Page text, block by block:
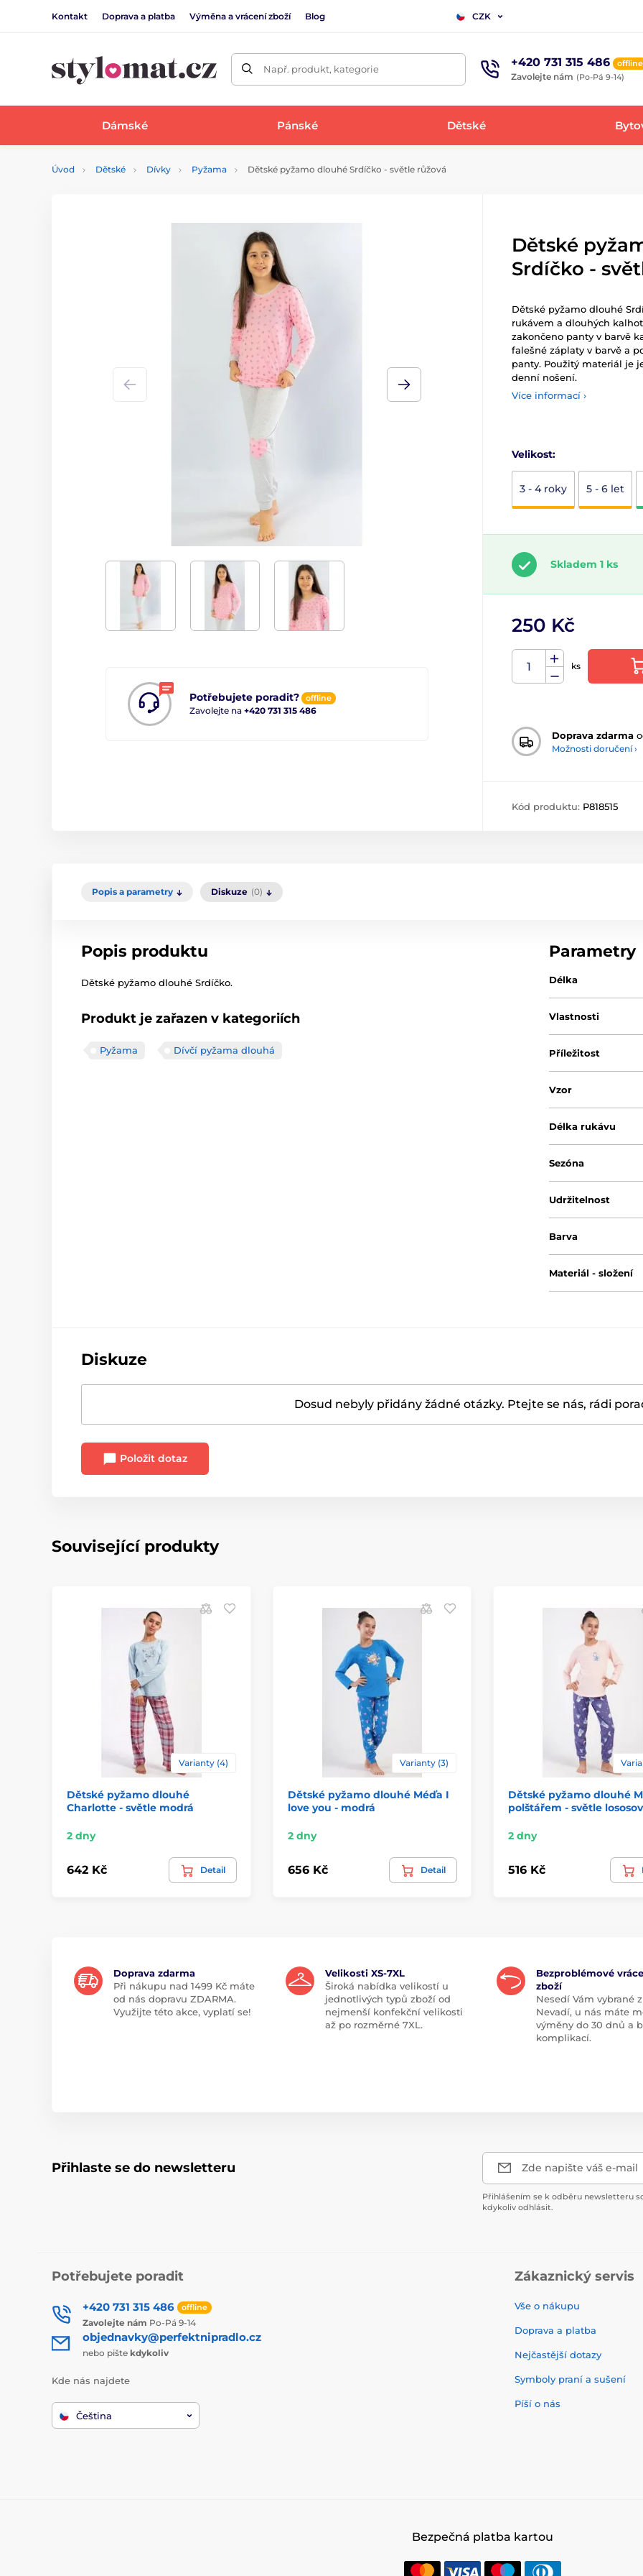
Kontakt Doprava a platba Výměna a vrácení zboží Blog CZK
Např. produkt, kategorie +420 731 315 486 offline
Zavolejte nám (Po-Pá 9-14)
Dámské Pánské Dětské
Úvod Dětské Dívky Pyžama Dětské pyžamo dlouhé Srdíčko - světle růžová
Potřebujete poradit? offline
Zavolejte na +420 731 315 486
Dětské
Srdíčko -
Dětské pyžamo dlouhé
rukávem a dlouhých
zakončeno panty v barvě
falešné záplaty v barvě a
panty. Použitý materiál je
denní nošení.
Více informací ›
Velikost:
3 - 4 roky 5 - 6 let
Skladem 1 ks
250 Kč
ks
Doprava zdarma
Možnosti doručení ›
Kód produktu: P818515
Popis a parametry Diskuze (0)
Popis produktu
Dětské pyžamo dlouhé Srdíčko.
Produkt je zařazen v kategoriích
Pyžama Dívčí pyžama dlouhá
Parametry
Délka
Vlastnosti
Příležitost
Vzor
Délka rukávu
Sezóna
Udržitelnost
Barva
Materiál - složení
Diskuze
Dosud nebyly přidány žádné otázky. Ptejte se nás, rádi
Položit dotaz
Související produkty
Varianty (4)
Dětské pyžamo dlouhé
Charlotte - světle modrá
2 dny
642 Kč Detail
Varianty (3)
Dětské pyžamo dlouhé Méďa I
love you - modrá
2 dny
656 Kč Detail
Dětské pyžamo dlouhé
polštářem - světle
2 dny
516 Kč
Doprava zdarma
Při nákupu nad 1499 Kč máte
od nás dopravu ZDARMA.
Využijte této akce, vyplatí se!
Velikosti XS-7XL
Široká nabídka velikostí u
jednotlivých typů zboží od
nejmenší konfekční velikosti
až po rozměrné 7XL.
Bezproblémové
zboží
Nesedí Vám vybrané
Nevadí, u nás máte
výměny do 30 dnů a
komplikací.
Přihlaste se do newsletteru Zde napište váš e-mail
Přihlášením se k odběru newsletteru
kdykoliv odhlásit.
Potřebujete poradit
+420 731 315 486 offline
Zavolejte nám Po-Pá 9-14
objednavky@perfektnipradlo.cz
nebo pište kdykoliv
Kde nás najdete
Čeština
Zákaznický servis
Vše o nákupu
Doprava a platba
Nejčastější dotazy
Symboly praní a sušení
Píší o nás
Bezpečná platba kartou